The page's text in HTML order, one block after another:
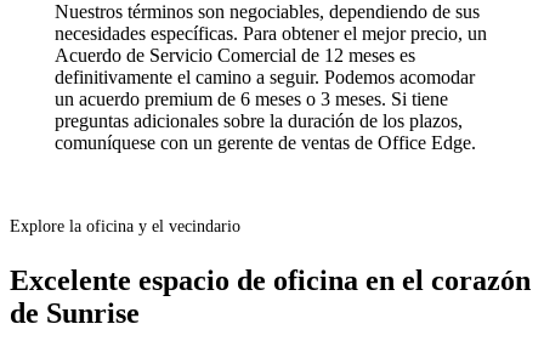
Nuestros términos son negociables, dependiendo de sus
necesidades específicas. Para obtener el mejor precio, un
Acuerdo de Servicio Comercial de 12 meses es
definitivamente el camino a seguir. Podemos acomodar
un acuerdo premium de 6 meses o 3 meses. Si tiene
preguntas adicionales sobre la duración de los plazos,
comuníquese con un gerente de ventas de Office Edge.
Explore la oficina y el vecindario
Excelente espacio de oficina en el corazón
de Sunrise